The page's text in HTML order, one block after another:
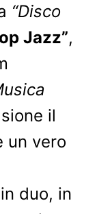
“Disco
Jazz”,
il
un vero
duo, in